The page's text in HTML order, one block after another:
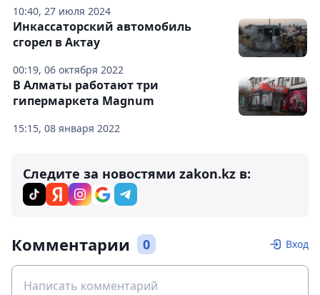
10:40, 27 июля 2024
00:19, 06 октября 2022
Инкассаторский автомобиль
сгорел в Актау
15:15, 08 января 2022
В Алматы работают три
гипермаркета Magnum
Следите за новостями zakon.kz в:
Комментарии 0 Вход